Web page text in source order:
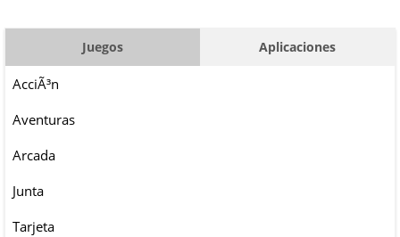
Juegos Aplicaciones
AcciÃ³n
Aventuras
Arcada
Junta
Tarjeta